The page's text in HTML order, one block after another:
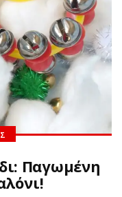
Παγωμένη